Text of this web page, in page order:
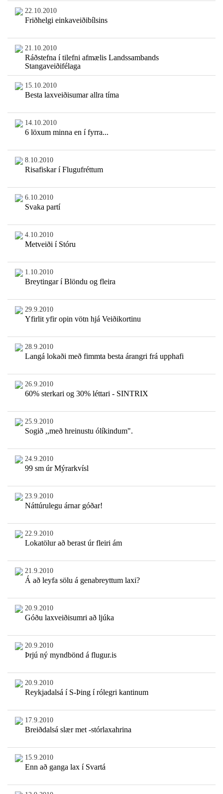
22.10.2010
Friðhelgi einkaveiðibílsins
21.10.2010
Ráðstefna í tilefni afmælis Landssambands
Stangaveiðifélaga
15.10.2010
Besta laxveiðisumar allra tíma
14.10.2010
6 löxum minna en í fyrra...
8.10.2010
Risafiskar í Flugufréttum
6.10.2010
Svaka partí
4.10.2010
Metveiði í Stóru
1.10.2010
Breytingar í Blöndu og fleira
29.9.2010
Yfirlit yfir opin vötn hjá Veiðikortinu
28.9.2010
Langá lokaði með fimmta besta árangri frá upphafi
26.9.2010
60% sterkari og 30% léttari - SINTRIX
25.9.2010
Sogið ,,með hreinustu ólíkindum".
24.9.2010
99 sm úr Mýrarkvísl
23.9.2010
Náttúrulegu árnar góðar!
22.9.2010
Lokatölur að berast úr fleiri ám
21.9.2010
Á að leyfa sölu á genabreyttum laxi?
20.9.2010
Góðu laxveiðisumri að ljúka
20.9.2010
Þrjú ný myndbönd á flugur.is
20.9.2010
Reykjadalsá í S-Þing í rólegri kantinum
17.9.2010
Breiðdalsá slær met -stórlaxahrina
15.9.2010
Enn að ganga lax í Svartá